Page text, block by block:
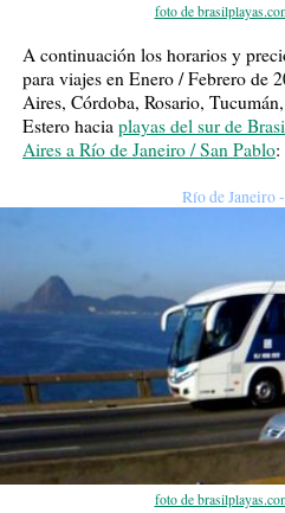
foto de
A continuación los horarios y
para viajes en Enero / Febrero de
Aires, Córdoba, Rosario,
Estero hacia playas del sur de
Aires a Río de Janeiro / San Pablo:
Río de Janeiro
foto de